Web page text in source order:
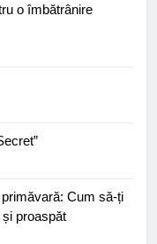
o îmbătrânire
Cum să-ți
proaspăt